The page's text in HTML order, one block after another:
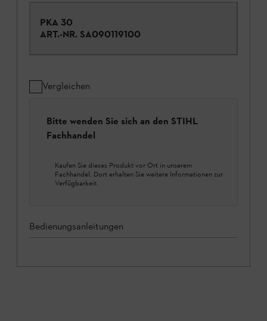
PKA 30
ART.-NR. SA090119100
Vergleichen
Bitte wenden Sie sich an den STIHL
Fachhandel
Kaufen Sie dieses Produkt vor Ort in unserem
Fachhandel. Dort erhalten Sie weitere Informationen zur
Verfügbarkeit.
Bedienungsanleitungen